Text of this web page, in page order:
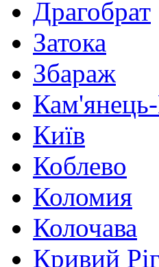
Драгобрат
Затока
Збараж
Київ
Коблево
Коломия
Колочава
Кривий Ріг